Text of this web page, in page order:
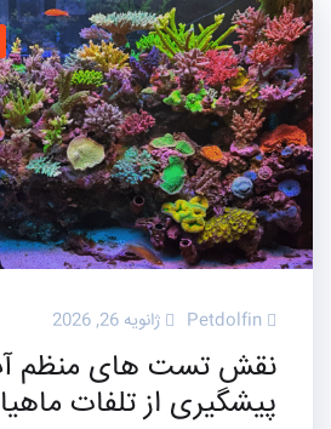
Petdolfin ژانویه 26, 2026
نقش تست های منظم
پیشگیری از تلفات